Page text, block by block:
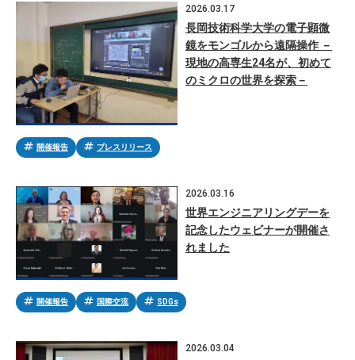
2026.03.17
長岡技術科学大学の電子顕微
鏡をモンゴルから遠隔操作 －
現地の高専生24名が、初めて
のミクロの世界を探索－
tag 開催報告 tag プレスリリース
2026.03.16
世界エンジニアリングデーを
記念したウェビナーが開催さ
れました
tag 開催報告 tag 国際交流 tag SDGs
2026.03.04